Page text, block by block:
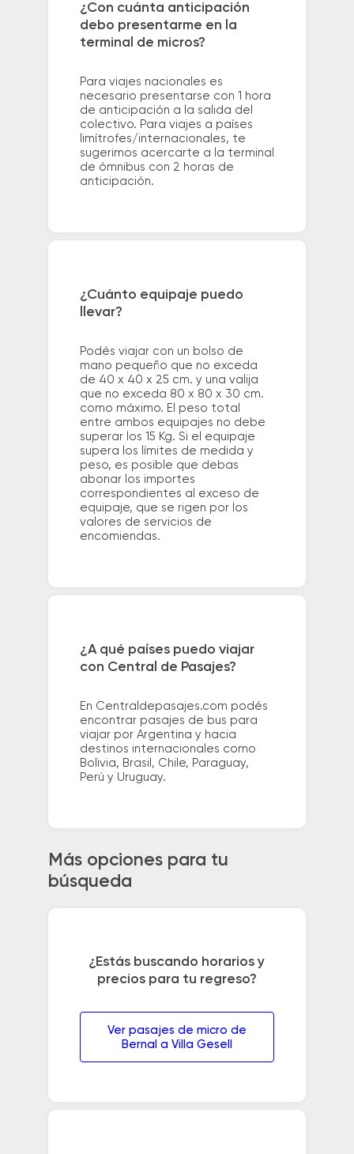
¿Con cuánta anticipación
debo presentarme en la
terminal de micros?
Para viajes nacionales es
necesario presentarse con 1 hora
de anticipación a la salida del
colectivo. Para viajes a países
limítrofes/internacionales, te
sugerimos acercarte a la terminal
de ómnibus con 2 horas de
anticipación.
¿Cuánto equipaje puedo
llevar?
Podés viajar con un bolso de
mano pequeño que no exceda
de 40 x 40 x 25 cm. y una valija
que no exceda 80 x 80 x 30 cm.
como máximo. El peso total
entre ambos equipajes no debe
superar los 15 Kg. Si el equipaje
supera los límites de medida y
peso, es posible que debas
abonar los importes
correspondientes al exceso de
equipaje, que se rigen por los
valores de servicios de
encomiendas.
¿A qué países puedo viajar
con Central de Pasajes?
En Centraldepasajes.com podés
encontrar pasajes de bus para
viajar por Argentina y hacia
destinos internacionales como
Bolivia, Brasil, Chile, Paraguay,
Perú y Uruguay.
Más opciones para tu
búsqueda
¿Estás buscando horarios y
precios para tu regreso?
Ver pasajes de micro de
Bernal a Villa Gesell